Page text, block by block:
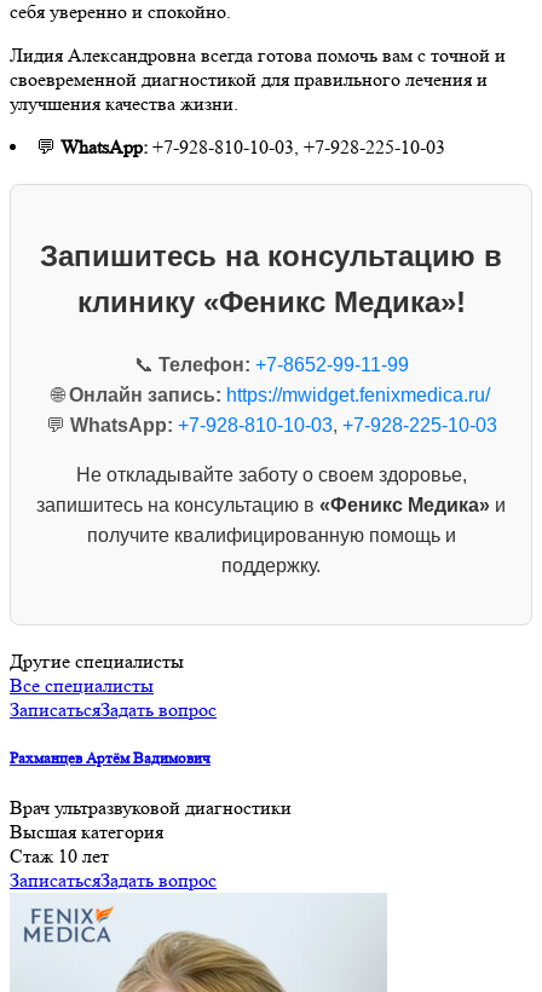
себя уверенно и спокойно.
Лидия Александровна всегда готова помочь вам с точной и
своевременной диагностикой для правильного лечения и
улучшения качества жизни.
💬 WhatsApp: +7-928-810-10-03, +7-928-225-10-03
Запишитесь на консультацию в
клинику «Феникс Медика»!
📞 Телефон: +7-8652-99-11-99
🌐Онлайн запись: https://mwidget.fenixmedica.ru/
💬 WhatsApp: +7-928-810-10-03, +7-928-225-10-03
Не откладывайте заботу о своем здоровье,
запишитесь на консультацию в «Феникс Медика» и
получите квалифицированную помощь и
поддержку.
Другие специалисты
Все специалисты
ЗаписатьсяЗадать вопрос
Рахманцев Артём Вадимович
Врач ультразвуковой диагностики
Высшая категория
Cтаж 10 лет
ЗаписатьсяЗадать вопрос